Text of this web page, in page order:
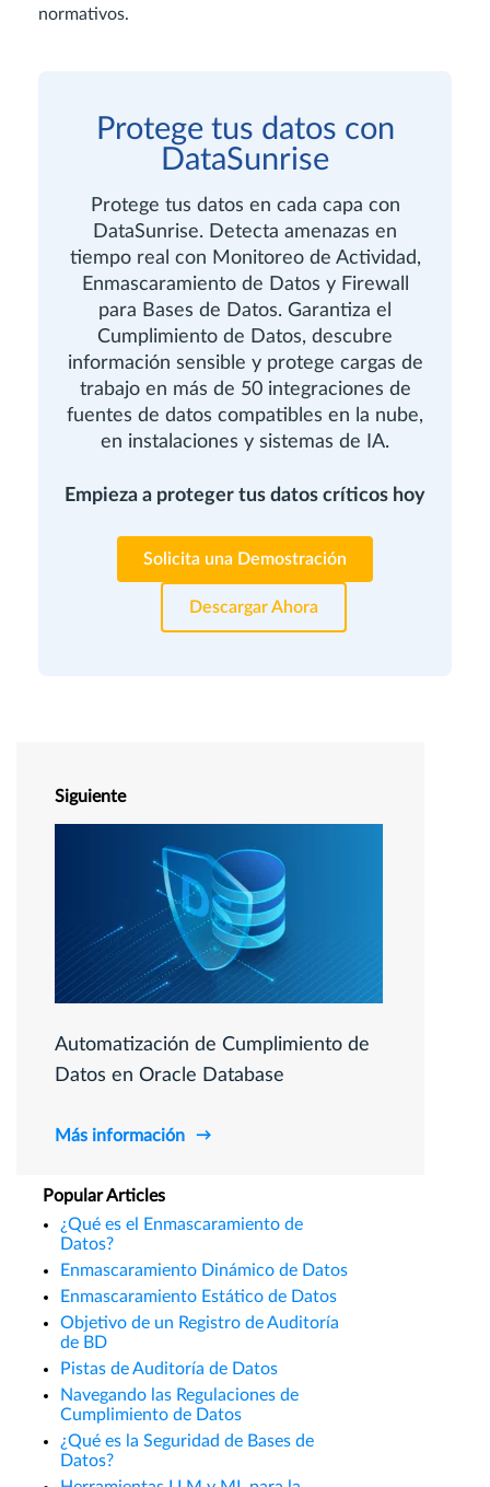
normativos.
Protege tus datos con
DataSunrise
Protege tus datos en cada capa con
DataSunrise. Detecta amenazas en
tiempo real con Monitoreo de Actividad,
Enmascaramiento de Datos y Firewall
para Bases de Datos. Garantiza el
Cumplimiento de Datos, descubre
información sensible y protege cargas de
trabajo en más de 50 integraciones de
fuentes de datos compatibles en la nube,
en instalaciones y sistemas de IA.
Empieza a proteger tus datos críticos hoy
Solicita una Demostración
Descargar Ahora
Siguiente
Automatización de Cumplimiento de
Datos en Oracle Database
Más información
Popular Articles
¿Qué es el Enmascaramiento de
Datos?
Enmascaramiento Dinámico de Datos
Enmascaramiento Estático de Datos
Objetivo de un Registro de Auditoría
de BD
Pistas de Auditoría de Datos
Navegando las Regulaciones de
Cumplimiento de Datos
¿Qué es la Seguridad de Bases de
Datos?